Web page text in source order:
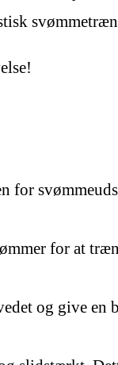
for
for at
og give en